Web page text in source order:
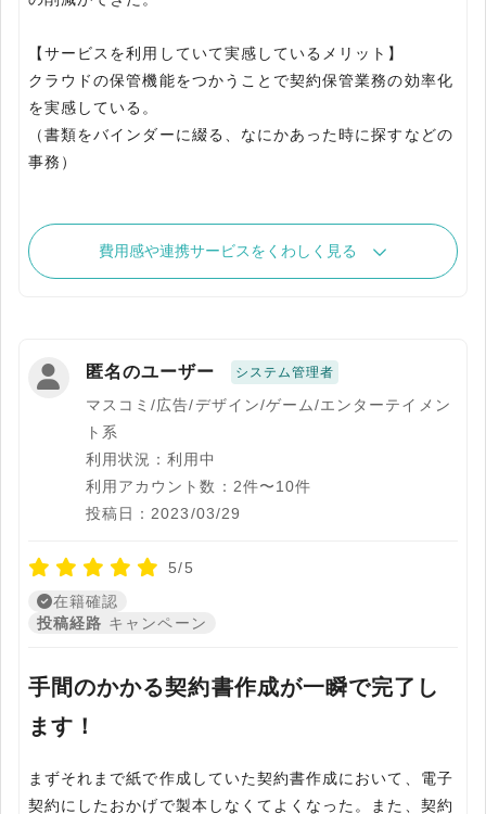
【サービスを利用していて実感しているメリット】
クラウドの保管機能をつかうことで契約保管業務の効率化
を実感している。
（書類をバインダーに綴る、なにかあった時に探すなどの
費用感や連携サービスをくわしく見る
匿名のユーザー システム管理者
マスコミ/広告/デザイン/ゲーム/エンターテイメン
ト系
利用状況：利用中
利用アカウント数：2件〜10件
投稿日：2023/03/29
5/5
在籍確認
投稿経路 キャンペーン
手間のかかる契約書作成が一瞬で完了し
ます！
まずそれまで紙で作成していた契約書作成において、電子
契約にしたおかげで製本しなくてよくなった。また、契約